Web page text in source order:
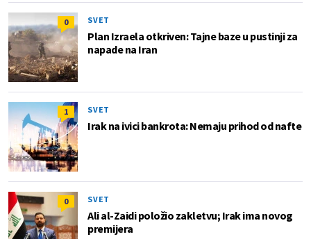
0 SVET
Plan Izraela otkriven: Tajne baze u pustinji za
napade na Iran
1 SVET
Irak na ivici bankrota: Nemaju prihod od nafte
0 SVET
Ali al-Zaidi položio zakletvu; Irak ima novog
premijera